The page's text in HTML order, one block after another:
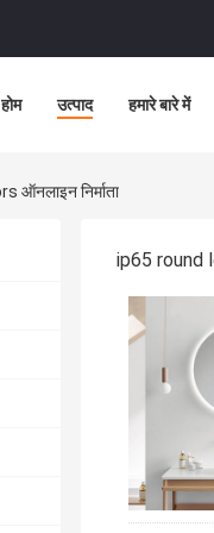
होम उत्पाद हमारे बारे में
निर्माता
ip65 round